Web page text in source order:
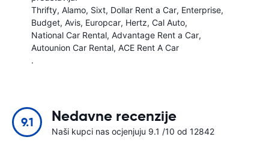
Thrifty Alamo Sixt Dollar Rent a Car Enterprise
Budget Avis Europcar Hertz Cal Auto
National Car Rental Advantage Rent a Car
Autounion Car Rental ACE Rent A Car
.
9.1 Nedavne recenzije
Naši kupci nas ocjenjuju 9.1 /10 od 12842